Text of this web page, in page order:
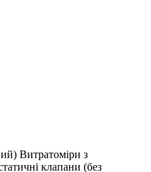
Витратоміри з
клапани (без